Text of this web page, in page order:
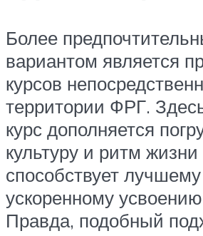
Более
вариантом является
курсов
территории ФРГ.
курс дополняется
культуру и ритм
способствует
ускоренному
Правда, подобный